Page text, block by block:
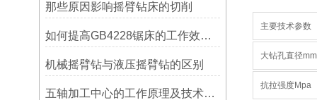
那些原因影响摇臂钻床的切削
如何提高GB4228锯床的工作效率？
机械摇臂钻与液压摇臂钻的区别
五轴加工中心的工作原理及技术优势
主要技术参数
大钻孔直径mm
抗拉强度Mpa